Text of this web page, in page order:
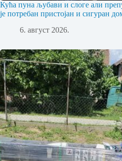
Кућа пуна љубави и слоге али
је потребан пристојан и сигуран
6. август 2026.